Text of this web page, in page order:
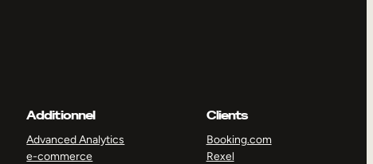
Additionnel
Advanced Analytics
e-commerce
Clients
Booking.com
Rexel